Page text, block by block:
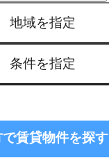
地域を指定
条件を指定
賃貸物件を探す